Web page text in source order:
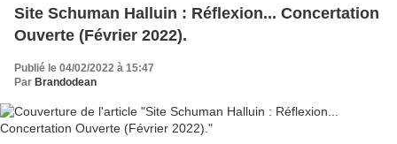
Site Schuman Halluin : Réflexion... Concertation
Ouverte (Février 2022).
Publié le 04/02/2022 à 15:47
Par Brandodean